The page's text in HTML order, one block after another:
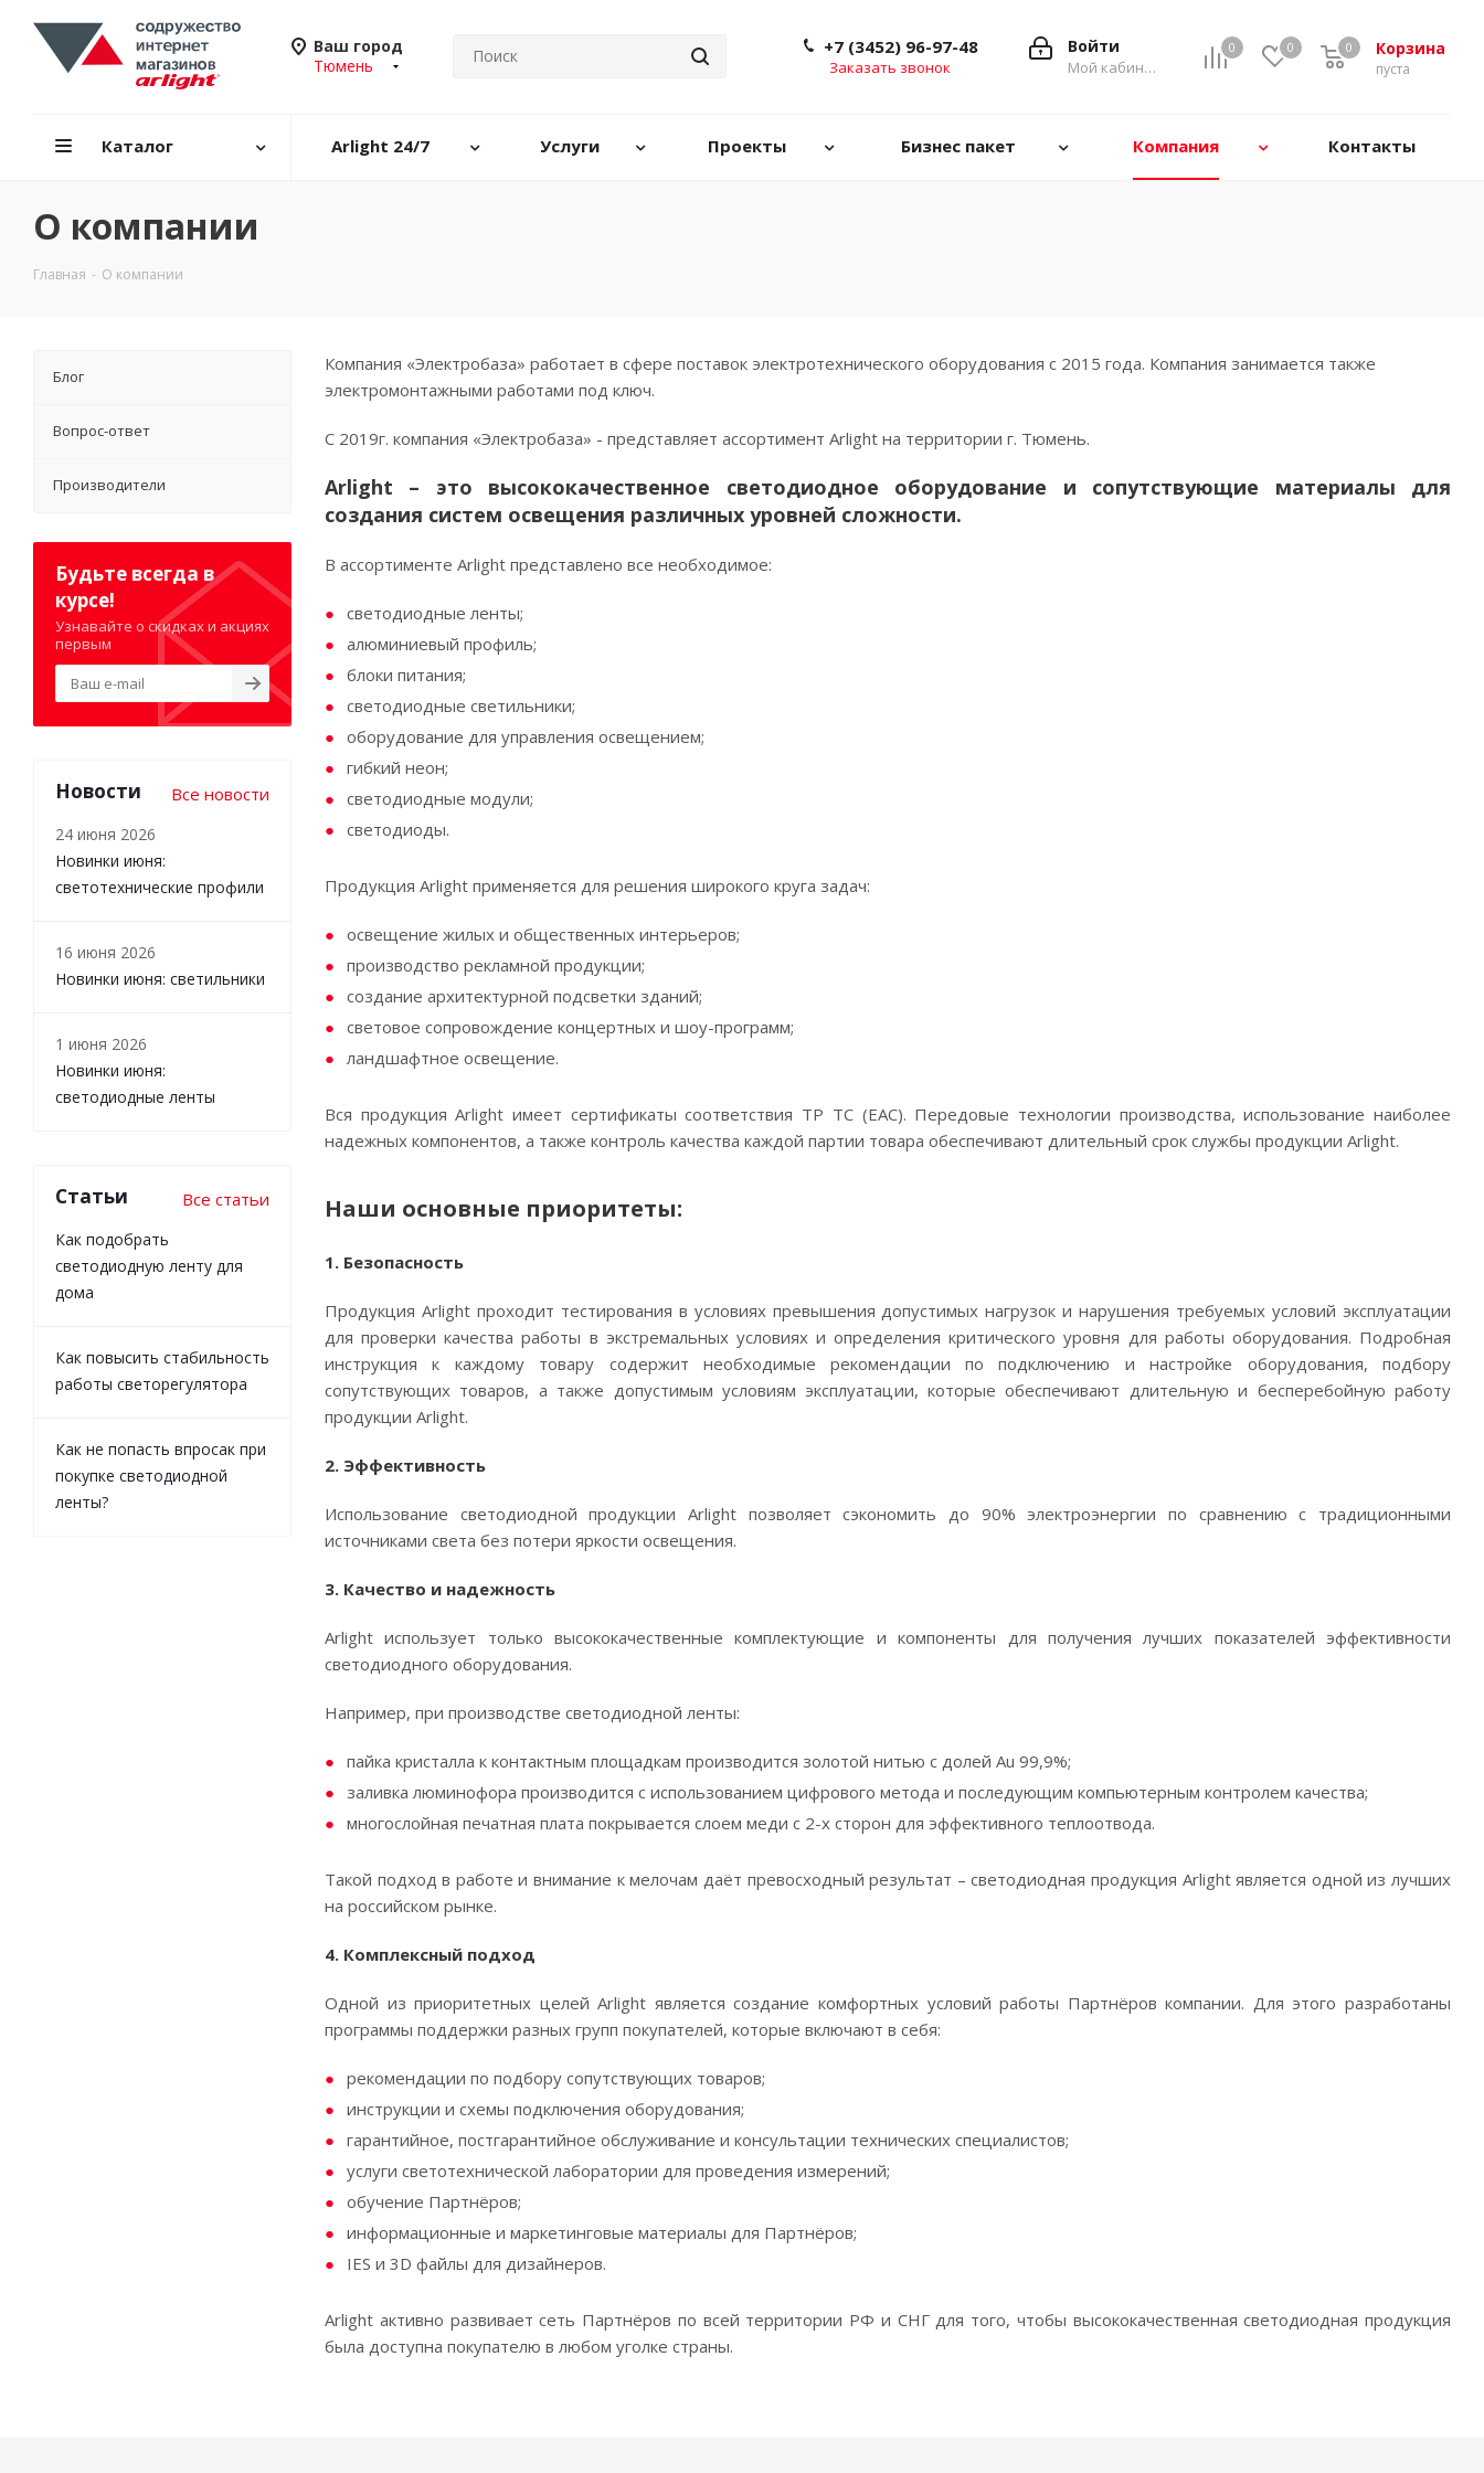
Ваш город
Тюмень
0 0 Корзина
0
пуста
0
Войти
Мой кабинет
+7 (3452) 96-97-48
Заказать звонок
Каталог Arlight 24/7 Услуги Проекты Бизнес пакет Компания Контакты
О компании
Главная - О компании
Компания «Электробаза» работает в сфере поставок электротехнического оборудования с 2015 года. Компания занимается также
электромонтажными работами под ключ.
С 2019г. компания «Электробаза» - представляет ассортимент Arlight на территории г. Тюмень.
Arlight – это высококачественное светодиодное оборудование и сопутствующие материалы для
создания систем освещения различных уровней сложности.
В ассортименте Аrlight представлено все необходимое:
светодиодные ленты;
алюминиевый профиль;
блоки питания;
светодиодные светильники;
оборудование для управления освещением;
гибкий неон;
светодиодные модули;
светодиоды.
Продукция Arlight применяется для решения широкого круга задач:
освещение жилых и общественных интерьеров;
производство рекламной продукции;
создание архитектурной подсветки зданий;
световое сопровождение концертных и шоу-программ;
ландшафтное освещение.
Вся продукция Аrlight имеет сертификаты соответствия ТР ТС (EAC). Передовые технологии производства, использование наиболее
надежных компонентов, а также контроль качества каждой партии товара обеспечивают длительный срок службы продукции Arlight.
Наши основные приоритеты:
1. Безопасность
Продукция Arlight проходит тестирования в условиях превышения допустимых нагрузок и нарушения требуемых условий эксплуатации
для проверки качества работы в экстремальных условиях и определения критического уровня для работы оборудования. Подробная
инструкция к каждому товару содержит необходимые рекомендации по подключению и настройке оборудования, подбору
сопутствующих товаров, а также допустимым условиям эксплуатации, которые обеспечивают длительную и бесперебойную работу
продукции Arlight.
2. Эффективность
Использование светодиодной продукции Arlight позволяет сэкономить до 90% электроэнергии по сравнению с традиционными
источниками света без потери яркости освещения.
3. Качество и надежность
Arlight использует только высококачественные комплектующие и компоненты для получения лучших показателей эффективности
светодиодного оборудования.
Например, при производстве светодиодной ленты:
пайка кристалла к контактным площадкам производится золотой нитью с долей Au 99,9%;
заливка люминофора производится с использованием цифрового метода и последующим компьютерным контролем качества;
многослойная печатная плата покрывается слоем меди с 2-х сторон для эффективного теплоотвода.
Такой подход в работе и внимание к мелочам даёт превосходный результат – светодиодная продукция Arlight является одной из лучших
на российском рынке.
4. Комплексный подход
Одной из приоритетных целей Arlight является создание комфортных условий работы Партнёров компании. Для этого разработаны
программы поддержки разных групп покупателей, которые включают в себя:
рекомендации по подбору сопутствующих товаров;
инструкции и схемы подключения оборудования;
гарантийное, постгарантийное обслуживание и консультации технических специалистов;
услуги светотехнической лаборатории для проведения измерений;
обучение Партнёров;
информационные и маркетинговые материалы для Партнёров;
IES и 3D файлы для дизайнеров.
Аrlight активно развивает сеть Партнёров по всей территории РФ и СНГ для того, чтобы высококачественная светодиодная продукция
была доступна покупателю в любом уголке страны.
Блог
Вопрос-ответ
Производители
Будьте всегда в
курсе!
Узнавайте о скидках и акциях
первым
Новости Все новости
24 июня 2026
Новинки июня:
светотехнические профили
16 июня 2026
Новинки июня: светильники
1 июня 2026
Новинки июня:
светодиодные ленты
Статьи Все статьи
Как подобрать
светодиодную ленту для
дома
Как повысить стабильность
работы светорегулятора
Как не попасть впросак при
покупке светодиодной
ленты?